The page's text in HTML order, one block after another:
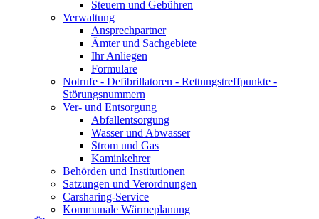
Steuern und Gebühren
Verwaltung
Ansprechpartner
Ämter und Sachgebiete
Ihr Anliegen
Formulare
Notrufe - Defibrillatoren - Rettungstreffpunkte -
Störungsnummern
Ver- und Entsorgung
Abfallentsorgung
Wasser und Abwasser
Strom und Gas
Kaminkehrer
Behörden und Institutionen
Satzungen und Verordnungen
Carsharing-Service
Kommunale Wärmeplanung